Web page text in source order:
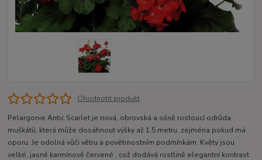
Ohodnotit produkt
Pelargonie Antic Scarlet je nová, obrovská a silně rostoucí odrůda
muškátů, která může dosáhnout výšky až 1,5 metru, zejména pokud má
oporu. Je odolná vůči větru a povětrnostním podmínkám. Květy jsou
velké, jasně karmínově červené , což dodává rostlině elegantní kontrast